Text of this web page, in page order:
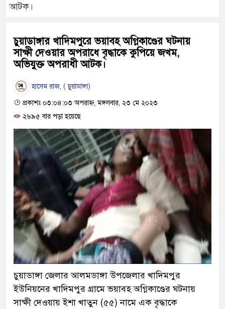
আটক।
চুয়াডাঙ্গার খাদিমপুরে ভয়াবহ অগ্নিকাণ্ডের ঘটনায়
সাক্ষী দেওয়ার অপরাধে বৃদ্ধাকে কুপিয়ে জখম,
অভিযুক্ত অপরাধী আটক।
হাসেম রাজ, ( চুয়াডাঙ্গা)
প্রকাশঃ ০৩:০৪:০৩ অপরাহ্ন, মঙ্গলবার, ২৩ মে ২০২৩
২৬৯৫ বার পড়া হয়েছে
চুয়াডাঙ্গা জেলার আলমডাঙ্গা উপজেলার খাদিমপুর
ইউনিয়নের খাদিমপুর গ্রামে ভয়াবহ অগ্নিকাণ্ডের ঘটনায়
সাক্ষী দেওয়ায় ইশা খাতুন (৫৫) নামে এক বৃদ্ধাকে